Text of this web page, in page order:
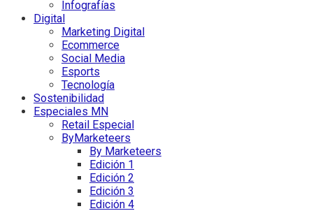
Infografías
Digital
Marketing Digital
Ecommerce
Social Media
Esports
Tecnología
Sostenibilidad
Especiales MN
Retail Especial
ByMarketeers
By Marketeers
Edición 1
Edición 2
Edición 3
Edición 4